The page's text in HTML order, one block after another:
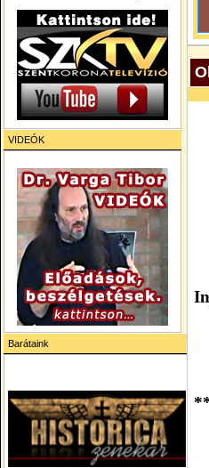
VIDEÓK
Barátaink